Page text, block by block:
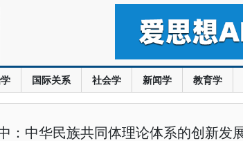
国际关系 社会学 新闻学 教育学
：中华民族共同体理论体系的创新发